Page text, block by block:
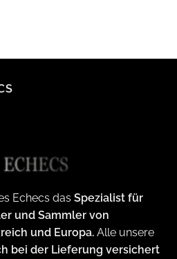
Echecs das Spezialist für
und Sammler von
und Europa. Alle unsere
bei der Lieferung versichert